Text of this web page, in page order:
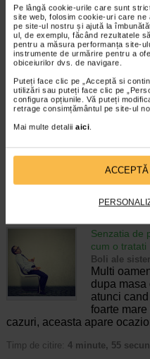
Pe lângă cookie-urile care sunt
site web, folosim cookie-uri care
pe site-ul nostru și ajută la
ul, de exemplu, făcând rezultatele
pentru a măsura performanța site-
instrumente de urmărire pentru a
obiceiurilor dvs. de navigare.
Puteți face clic pe „Acceptă si
utilizări sau puteți face clic pe
configura opțiunile. Vă puteți
retrage consimțământul pe site-ul
Mai multe detalii aici.
Boli
Inteligenta
propriile
In general,
emotionala cuprinde cateva
Timp de citire:4 minute, 39
Enurezis:
Sistem urinar
pierderea
timpul
atat in
Senzatia de
cum o tratati
Boli ale
Multi
dupa masa
atunci
foarte
cazuri, aceasta apare
Timp de citire: 4 minute, 55